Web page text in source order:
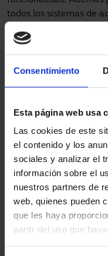
Consentimiento
Esta página web usa
Las cookies de este
el contenido y los
sociales y analizar el
información sobre el
nuestros partners de
web, quienes pueden
que les haya
partir del uso que
todos los sistemas de
pueden implantar
camiones
Puertas rápidas
exteriores de
estos accesos son
de gran fluidez de
Además de estos
fabrica e instalaestos
el sector industrial.